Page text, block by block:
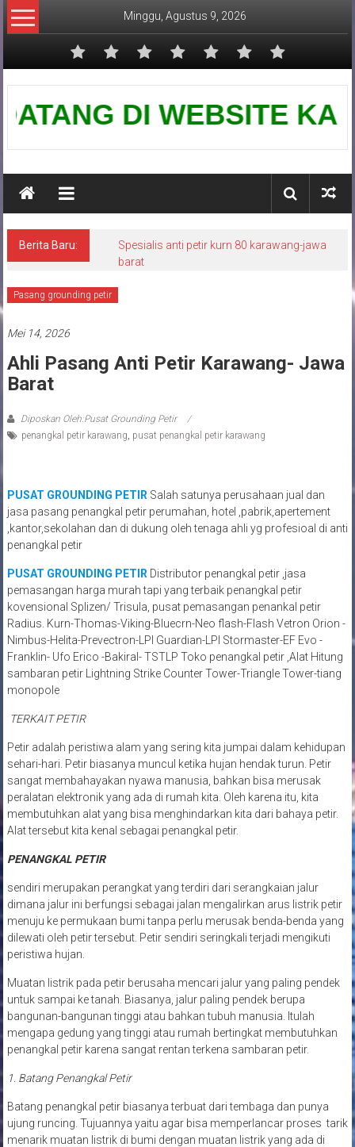
Lompat
ke
Minggu, Agustus 9, 2026
Pusat
Grounding DI WEBSITE
Berita Baru:
Spesialis anti petir kurn 80 karawang-jawa
barat
Pasang grounding petir
Mei 14, 2026
Ahli Pasang Anti Petir Karawang- Jawa
Barat
Diposkan Oleh:Pusat Grounding Petir
penangkal petir karawang, pusat penangkal petir karawang
PUSAT GROUNDING PETIR Salah satunya perusahaan jual dan
jasa pasang penangkal petir perumahan, hotel ,pabrik,apertement
,kantor,sekolahan dan di dukung oleh tenaga ahli yg profesioal di anti
penangkal petir
PUSAT GROUNDING PETIR Distributor penangkal petir ,jasa
pemasangan harga murah tapi yang terbaik penangkal petir
kovensional Splizen/ Trisula, pusat pemasangan penankal petir
Radius. Kurn-Thomas-Viking-Bluecrn-Neo flash-Flash Vetron Orion -
Nimbus-Helita-Prevectron-LPI Guardian-LPI Stormaster-EF Evo -
Franklin- Ufo Erico -Bakiral- TSTLP Toko penangkal petir ,Alat Hitung
sambaran petir Lightning Strike Counter Tower-Triangle Tower-tiang
monopole
TERKAIT PETIR
Petir adalah peristiwa alam yang sering kita jumpai dalam kehidupan
sehari-hari. Petir biasanya muncul ketika hujan hendak turun. Petir
sangat membahayakan nyawa manusia, bahkan bisa merusak
peralatan elektronik yang ada di rumah kita. Oleh karena itu, kita
membutuhkan alat yang bisa menghindarkan kita dari bahaya petir.
Alat tersebut kita kenal sebagai penangkal petir.
PENANGKAL PETIR
sendiri merupakan perangkat yang terdiri dari serangkaian jalur
dimana jalur ini berfungsi sebagai jalan mengalirkan arus listrik petir
menuju ke permukaan bumi tanpa perlu merusak benda-benda yang
dilewati oleh petir tersebut. Petir sendiri seringkali terjadi mengikuti
peristiwa hujan.
Muatan listrik pada petir berusaha mencari jalur yang paling pendek
untuk sampai ke tanah. Biasanya, jalur paling pendek berupa
bangunan-bangunan tinggi atau bahkan tubuh manusia. Itulah
mengapa gedung yang tinggi atau rumah bertingkat membutuhkan
penangkal petir karena sangat rentan terkena sambaran petir.
1. Batang Penangkal Petir
Batang penangkal petir biasanya terbuat dari tembaga dan punya
ujung runcing. Tujuannya yaitu agar bisa memperlancar proses tarik
menarik muatan listrik di bumi dengan muatan listrik yang ada di